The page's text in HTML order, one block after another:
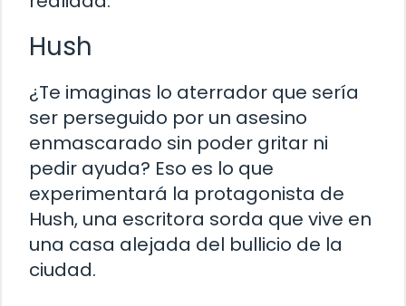
Hush
¿Te imaginas lo aterrador que sería
ser perseguido por un asesino
enmascarado sin poder gritar ni
pedir ayuda? Eso es lo que
experimentará la protagonista de
Hush, una escritora sorda que vive en
una casa alejada del bullicio de la
ciudad.